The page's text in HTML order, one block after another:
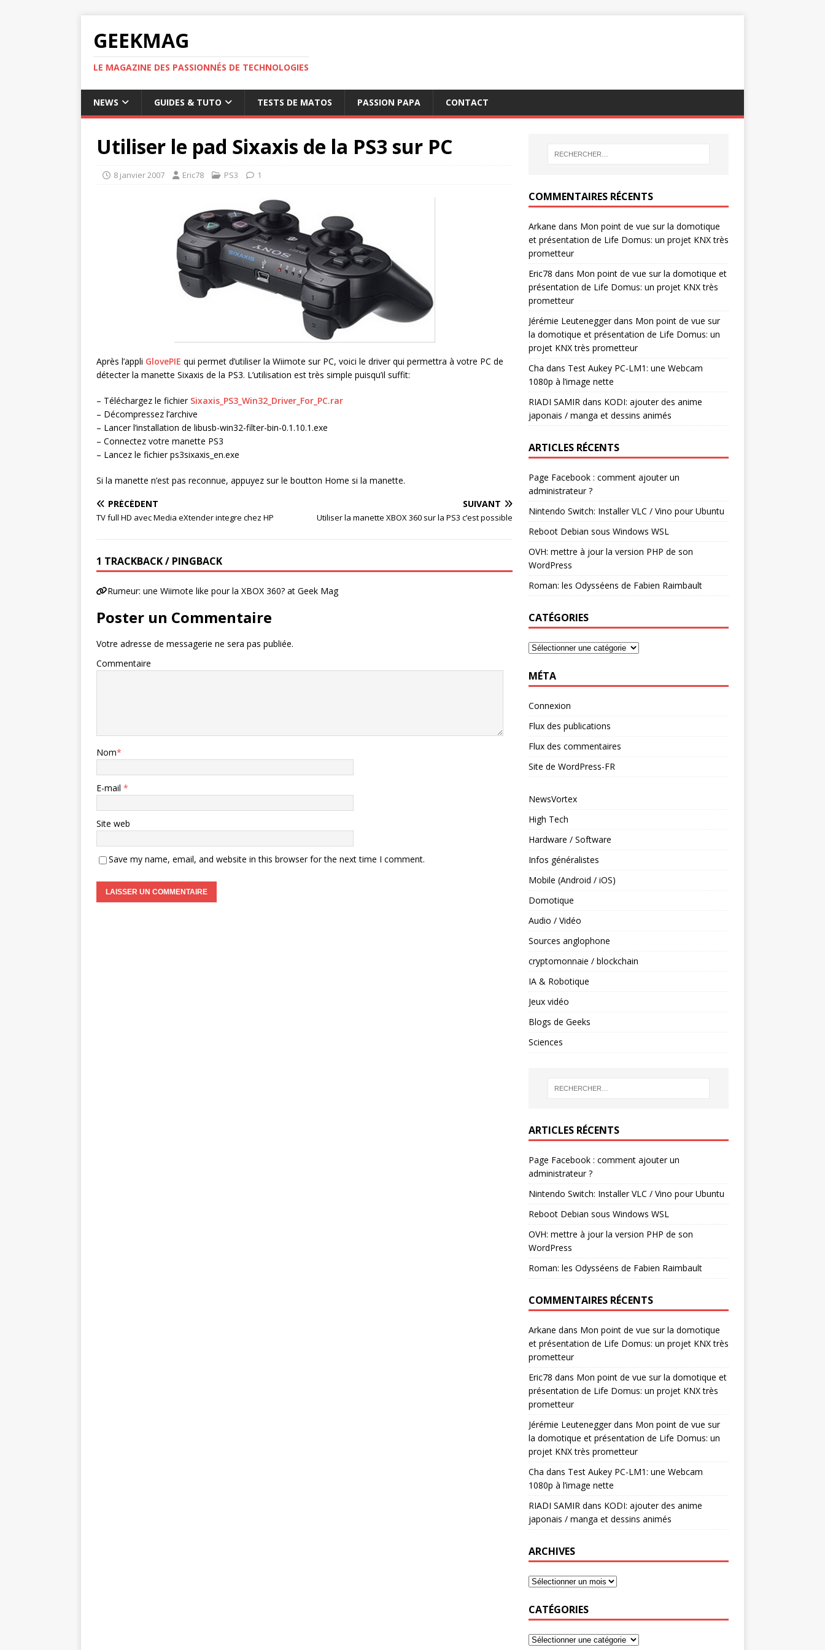
GEEKMAG
LE MAGAZINE DES PASSIONNÉS DE TECHNOLOGIES
NEWS GUIDES & TUTO TESTS DE MATOS PASSION PAPA CONTACT
Utiliser le pad Sixaxis de la PS3 sur PC
8 janvier 2007 Eric78 PS3 1
Après l’appli GlovePIE qui permet d’utiliser la Wiimote sur PC, voici le driver qui permettra à votre PC de
détecter la manette Sixaxis de la PS3. L’utilisation est très simple puisqu’il suffit:
– Téléchargez le fichier Sixaxis_PS3_Win32_Driver_For_PC.rar
– Décompressez l’archive
– Lancer l’installation de libusb-win32-filter-bin-0.1.10.1.exe
– Connectez votre manette PS3
– Lancez le fichier ps3sixaxis_en.exe
Si la manette n’est pas reconnue, appuyez sur le boutton Home si la manette.
PRÉCÉDENT
TV full HD avec Media eXtender integre chez HP
SUIVANT
Utiliser la manette XBOX 360 sur la PS3 c’est possible
1 TRACKBACK / PINGBACK
Rumeur: une Wiimote like pour la XBOX 360? at Geek Mag
Poster un Commentaire
Votre adresse de messagerie ne sera pas publiée.
Commentaire
Nom*
E-mail *
Site web
Save my name, email, and website in this browser for the next time I comment.
COMMENTAIRES RÉCENTS
Arkane dans Mon point de vue sur la domotique
et présentation de Life Domus: un projet KNX très
prometteur
Eric78 dans Mon point de vue sur la domotique et
présentation de Life Domus: un projet KNX très
prometteur
Jérémie Leuteneggerdans Mon point de vue sur
la domotique et présentation de Life Domus: un
projet KNX très prometteur
Cha dans Test Aukey PC-LM1: une Webcam
1080p à l’image nette
RIADI SAMIR dans KODI: ajouter des anime
japonais / manga et dessins animés
ARTICLES RÉCENTS
Page Facebook : comment ajouter un
administrateur ?
Nintendo Switch: Installer VLC / Vino pour Ubuntu
Reboot Debian sous Windows WSL
OVH: mettre à jour la version PHP de son
WordPress
Roman: les Odysséens de Fabien Raimbault
CATÉGORIES
MÉTA
Connexion
Flux des publications
Flux des commentaires
Site de WordPress-FR
NewsVortex
High Tech
Hardware / Software
Infos généralistes
Mobile (Android / iOS)
Domotique
Audio / Vidéo
Sources anglophone
cryptomonnaie / blockchain
IA & Robotique
Jeux vidéo
Blogs de Geeks
Sciences
ARTICLES RÉCENTS
Page Facebook : comment ajouter un
administrateur ?
Nintendo Switch: Installer VLC / Vino pour Ubuntu
Reboot Debian sous Windows WSL
OVH: mettre à jour la version PHP de son
WordPress
Roman: les Odysséens de Fabien Raimbault
COMMENTAIRES RÉCENTS
Arkane dans Mon point de vue sur la domotique
et présentation de Life Domus: un projet KNX très
prometteur
Eric78 dans Mon point de vue sur la domotique et
présentation de Life Domus: un projet KNX très
prometteur
Jérémie Leuteneggerdans Mon point de vue sur
la domotique et présentation de Life Domus: un
projet KNX très prometteur
Cha dans Test Aukey PC-LM1: une Webcam
1080p à l’image nette
RIADI SAMIRdans KODI: ajouter des anime
japonais / manga et dessins animés
ARCHIVES
CATÉGORIES